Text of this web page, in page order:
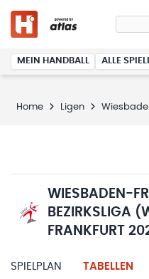
MEIN HANDBALL ALLE
Home Ligen Wiesbaden-
WIESBADEN-
BEZIRKSLIGA
FRANKFURT
SPIELPLAN TABELLEN